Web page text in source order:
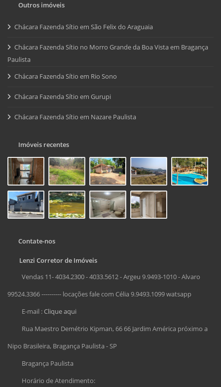
Outros imóveis
Chácara Fazenda Sítio em São Felix do Araguaia
Chácara Fazenda Sítio no Morro Grande da Boa Vista em Bragança
Paulista
Chácara Fazenda Sítio em Rio Sono
Chácara Fazenda Sítio em Gurupi
Chácara Fazenda Sítio em Nazare Paulista
Imóveis recentes
Contate-nos
Lenzi Corretor de Imóveis
Vendas 11- 4034.2300 - 4033.5612 - Argeu 9.9493-1010 - Alvaro
99524.3366 ---------- locações fale com Célia 9.9493.1099 watsapp
E-mail :Clique aqui
Rua Maestro Demétrio Kipman, 66 66 Jardim América próximo a
Nipo Brasileira, Bragança Paulista - SP
Bragança Paulista
Horário de Atendimento: